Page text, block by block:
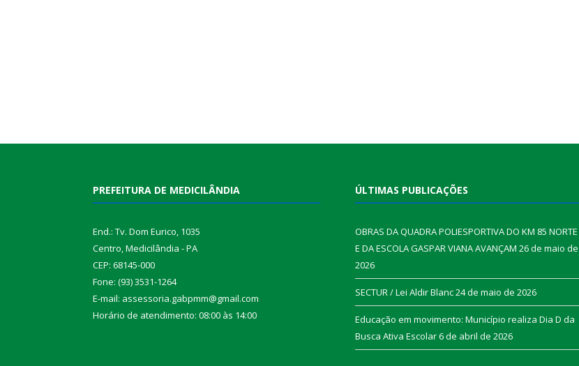
PREFEITURA DE MEDICILÂNDIA
End.: Tv. Dom Eurico, 1035
Centro, Medicilândia - PA
CEP: 68145-000
Fone: (93) 3531-1264
E-mail: assessoria.gabpmm@gmail.com
Horário de atendimento: 08:00 às 14:00
ÚLTIMAS PUBLICAÇÕES
OBRAS DA QUADRA POLIESPORTIVA DO KM 85 NORTE
E DA ESCOLA GASPAR VIANA AVANÇAM 26 de maio de
2026
SECTUR / Lei Aldir Blanc24 de maio de 2026
Educação em movimento: Município realiza Dia D da
Busca Ativa Escolar6 de abril de 2026